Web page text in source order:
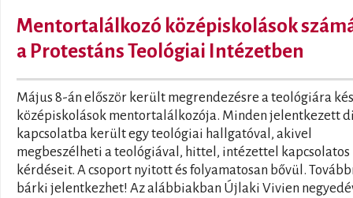
Mentortalálkozó középiskolások
a Protestáns Teológiai Intézetben
Május 8-án először került megrendezésre a teológiára
középiskolások mentortalálkozója. Minden jelentkezett
kapcsolatba került egy teológiai hallgatóval, akivel
megbeszélheti a teológiával, hittel, intézettel kapcsolatos
kérdéseit. A csoport nyitott és folyamatosan bővül.
bárki jelentkezhet! Az alábbiakban Újlaki Vivien